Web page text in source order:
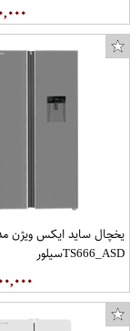
یخچال ساید ايکس ویژن
TS666_ASDسیلور